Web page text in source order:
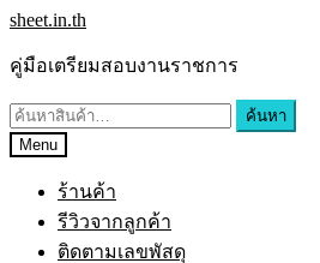
sheet.in.th
คู่มือเตรียมสอบงานราชการ
ค้นหา
Menu
ร้านค้า
รีวิวจากลูกค้า
ติดตามเลขพัสดุ